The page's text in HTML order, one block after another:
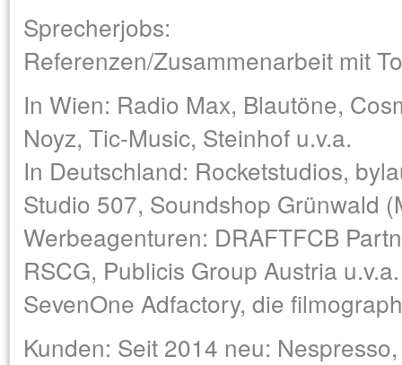
Sprecherjobs:
Referenzen/Zusammenarbeit mit
In Wien: Radio Max, Blautöne,
Noyz, Tic-Music, Steinhof u.v.a.
In Deutschland: Rocketstudios,
Studio 507, Soundshop Grünwald
Werbeagenturen: DRAFTFCB
RSCG, Publicis Group Austria u.v.a.
SevenOne Adfactory, die
Kunden: Seit 2014 neu: